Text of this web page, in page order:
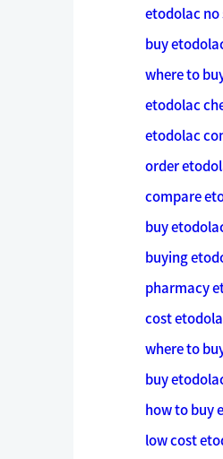
etodolac
buy
where to
etodolac
etodolac
order
compare
buy
buying
pharmacy
cost
where to
buy
how to buy
low cost